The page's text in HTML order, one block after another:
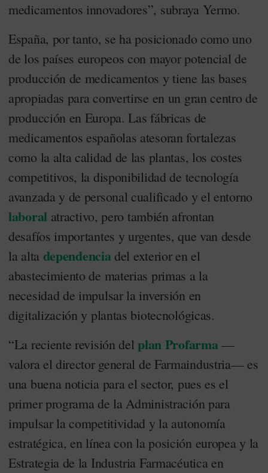
medicamentos innovadores”, subraya Yermo.
España, por tanto, se ha posicionado como uno
de los países europeos con mayor potencial de
producción de medicamentos y tiene las bases
apropiadas para convertirse en un gran centro de
producción en Europa. Las fábricas de
medicamentos españolas atesoran fortalezas
como la alta calidad de las plantas, los costes
competitivos, la disponibilidad de tecnología
avanzada y de personal cualificado y el entorno
laboralatractivo, pero también afrontan
desafíos importantes y urgentes, que van desde
la alta dependenciadel exterior en el
abastecimiento de materias primas a la
necesidad de impulsar la inversión en
digitalización y plantas biotecnológicas.
“La reciente revisión delplan Profarma—
valora el director general de Farmaindustria— es
una buena noticia para el sector, pues es el
primer programa de la Administración para
impulsar la competitividad y la autonomía
estratégica, en línea con la posición europea y la
Estrategia de la Industria Farmacéutica en